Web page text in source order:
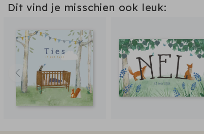
Dit vind je misschien ook leuk: